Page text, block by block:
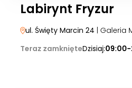
Labirynt Fryzur
ul. Święty Marcin 24 | Galeria
Teraz zamknięteDzisiaj:09:00-